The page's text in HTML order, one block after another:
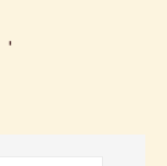
'